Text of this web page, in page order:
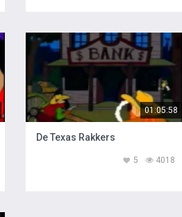
01:05:58
De Texas Rakkers
4018
5